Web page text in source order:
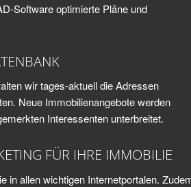
Software optimierte Pläne und
wir tages-aktuell die Adressen
Neue Immobilienangebote werden
Interessenten unterbreitet.
FÜR IHRE IMMOBILIE
in allen wichtigen Internetportalen.